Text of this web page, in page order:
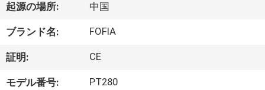
ダ
ク
ト
起源の場所: 中国
ブランド名: FOFIA
証明: CE
モデル番号: PT280